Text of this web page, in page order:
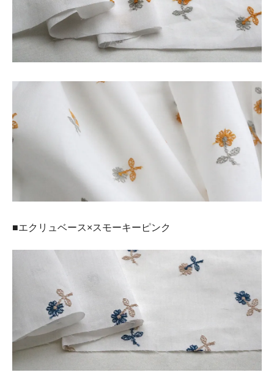
■エクリュベース×スモーキーピンク